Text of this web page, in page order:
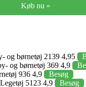
Køb nu »
og børnetøj 2139 4,95
og børnetøj 369 4,9
936 4,9
Besøg
Legetøj 5123 4,9
Besøg